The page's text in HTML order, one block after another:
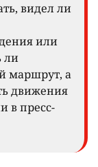
видел ли
или
ли
маршрут, а
движения
в пресс-